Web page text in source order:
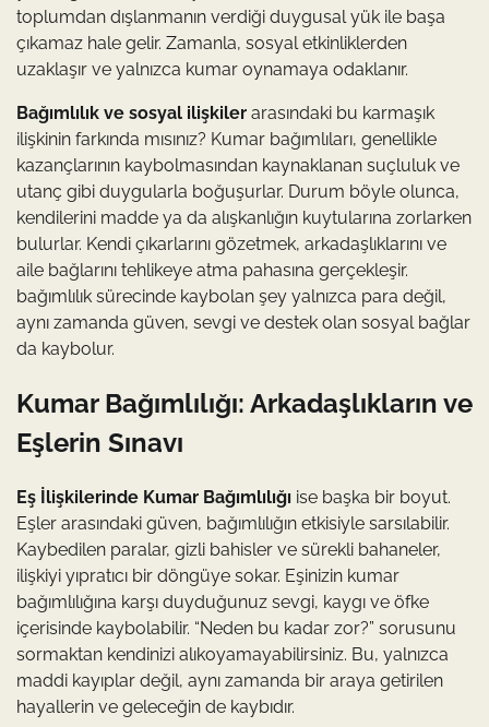
toplumdan dışlanmanın verdiği duygusal yük ile başa
çıkamaz hale gelir. Zamanla, sosyal etkinliklerden
uzaklaşır ve yalnızca kumar oynamaya odaklanır.
Bağımlılık ve sosyal ilişkiler arasındaki bu karmaşık
ilişkinin farkında mısınız? Kumar bağımlıları, genellikle
kazançlarının kaybolmasından kaynaklanan suçluluk ve
utanç gibi duygularla boğuşurlar. Durum böyle olunca,
kendilerini madde ya da alışkanlığın kuytularına zorlarken
bulurlar. Kendi çıkarlarını gözetmek, arkadaşlıklarını ve
aile bağlarını tehlikeye atma pahasına gerçekleşir.
bağımlılık sürecinde kaybolan şey yalnızca para değil,
aynı zamanda güven, sevgi ve destek olan sosyal bağlar
da kaybolur.
Kumar Bağımlılığı: Arkadaşlıkların ve
Eşlerin Sınavı
Eş İlişkilerinde Kumar Bağımlılığı ise başka bir boyut.
Eşler arasındaki güven, bağımlılığın etkisiyle sarsılabilir.
Kaybedilen paralar, gizli bahisler ve sürekli bahaneler,
ilişkiyi yıpratıcı bir döngüye sokar. Eşinizin kumar
bağımlılığına karşı duyduğunuz sevgi, kaygı ve öfke
içerisinde kaybolabilir. “Neden bu kadar zor?” sorusunu
sormaktan kendinizi alıkoyamayabilirsiniz. Bu, yalnızca
maddi kayıplar değil, aynı zamanda bir araya getirilen
hayallerin ve geleceğin de kaybıdır.